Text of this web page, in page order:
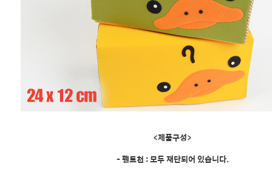
<제품구성>
- 펠트천 : 모두 재단되어 있습니다.